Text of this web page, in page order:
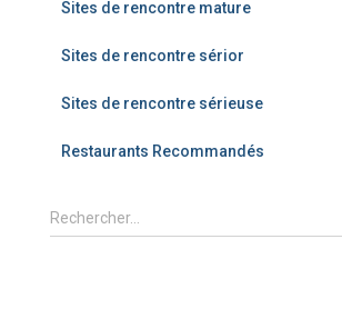
Sites de rencontre mature
Sites de rencontre sérior
Sites de rencontre sérieuse
Restaurants Recommandés
R
e
Rechercher…